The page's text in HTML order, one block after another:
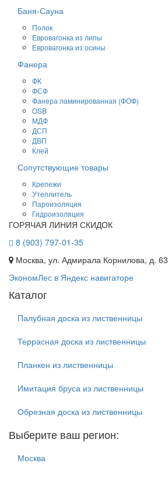
Баня-Сауна
Полок
Евровагонка из липы
Евровагонка из осины
Фанера
ФК
ФСФ
Фанера ламинированная (ФОФ)
OSB
МДФ
ДСП
ДВП
Клей
Сопутствующие товары
Крепежи
Утеплитель
Пароизоляция
Гидроизоляция
ГОРЯЧАЯ ЛИНИЯ СКИДОК
8 (903) 797-01-35
Москва, ул. Адмирала Корнилова, д. 63
ЭкономЛес в Яндекс навигаторе
Каталог
Палубная доска из лиственницы
Террасная доска из лиственницы
Планкен из лиственницы
Имитация бруса из лиственницы
Обрезная доска из лиственницы
Выберите ваш регион:
Москва